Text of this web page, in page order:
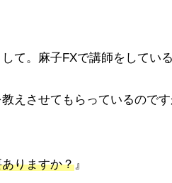
て。麻子FXで講師をしてい
えさせてもらっているので
りますか？』